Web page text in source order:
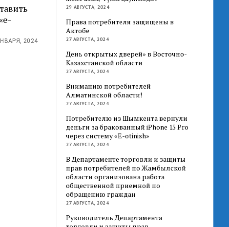
2024
29 АВГУСТА, 2024
Права потребителя защищены в
Актобе
27 АВГУСТА, 2024
День открытых дверей» в Восточно-
Казахстанской области
27 АВГУСТА, 2024
Вниманию потребителей
Алматинской области!
27 АВГУСТА, 2024
Потребителю из Шымкента вернули
деньги за бракованный iPhone 15 Pro
через систему «E-otinish»
27 АВГУСТА, 2024
В Департаменте торговли и защиты
прав потребителей по Жамбылской
области организована работа
общественной приемной по
обращению граждан
27 АВГУСТА, 2024
Руководитель Департамента